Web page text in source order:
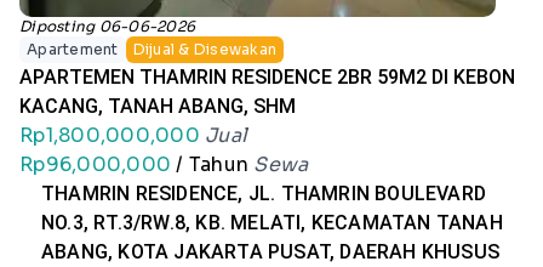
Diposting 06-06-2026
Apartement
Dijual & Disewakan
APARTEMEN THAMRIN RESIDENCE 2BR 59M2 DI KEBON
KACANG, TANAH ABANG, SHM
Rp1,800,000,000 Jual
Rp96,000,000/ Tahun Sewa
THAMRIN RESIDENCE, JL. THAMRIN BOULEVARD
NO.3, RT.3/RW.8, KB. MELATI, KECAMATAN TANAH
ABANG, KOTA JAKARTA PUSAT, DAERAH KHUSUS